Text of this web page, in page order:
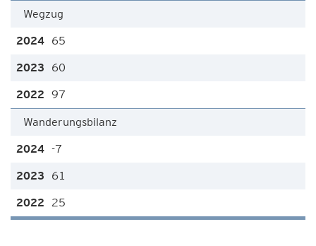
Wegzug
65
60
97
Wanderungsbilanz
-7
61
25